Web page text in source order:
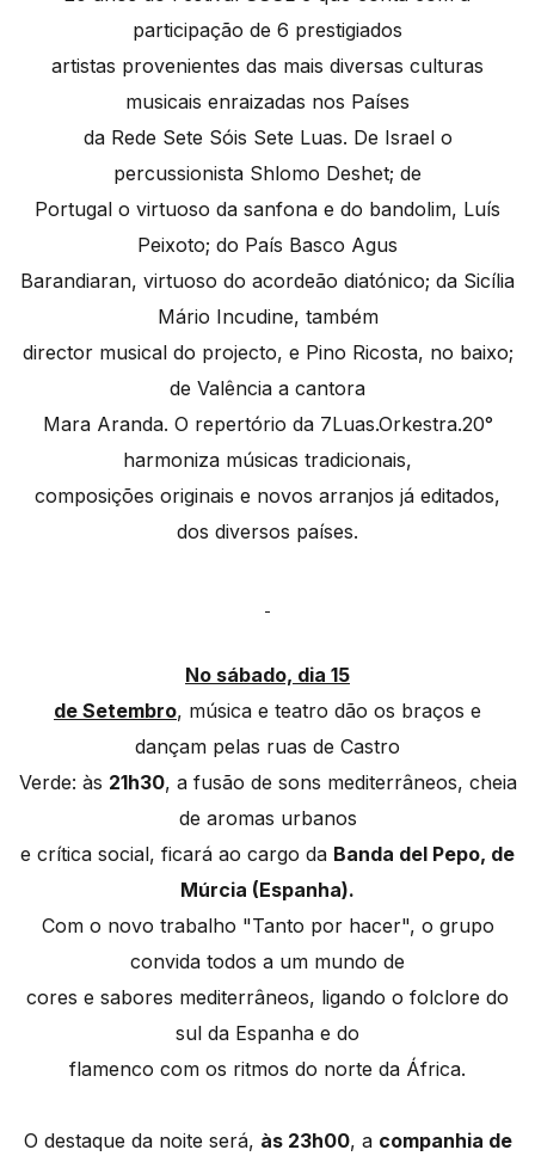
participação de 6 prestigiados
artistas provenientes das mais diversas culturas
musicais enraizadas nos Países
da Rede Sete Sóis Sete Luas. De Israel o
percussionista Shlomo Deshet; de
Portugal o virtuoso da sanfona e do bandolim, Luís
Peixoto; do País Basco Agus
Barandiaran, virtuoso do acordeão diatónico; da Sicília
Mário Incudine, também
director musical do projecto, e Pino Ricosta, no baixo;
de Valência a cantora
Mara Aranda. O repertório da 7Luas.Orkestra.20°
harmoniza músicas tradicionais,
composições originais e novos arranjos já editados,
dos diversos países.
No sábado, dia 15
de Setembro, música e teatro dão os braços e
dançam pelas ruas de Castro
Verde: às 21h30, a fusão de sons mediterrâneos, cheia
de aromas urbanos
e crítica social, ficará ao cargo da Banda del Pepo, de
Múrcia (Espanha).
Com o novo trabalho "Tanto por hacer", o grupo
convida todos a um mundo de
cores e sabores mediterrâneos, ligando o folclore do
sul da Espanha e do
flamenco com os ritmos do norte da África.
O destaque da noite será, às 23h00, a companhia de